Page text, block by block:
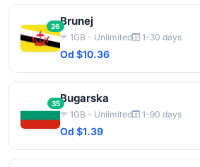
26Brunej
1GB - Unlimited 1-30 days
Od $10.36
35Bugarska
1GB - Unlimited 1-90 days
Od $1.39